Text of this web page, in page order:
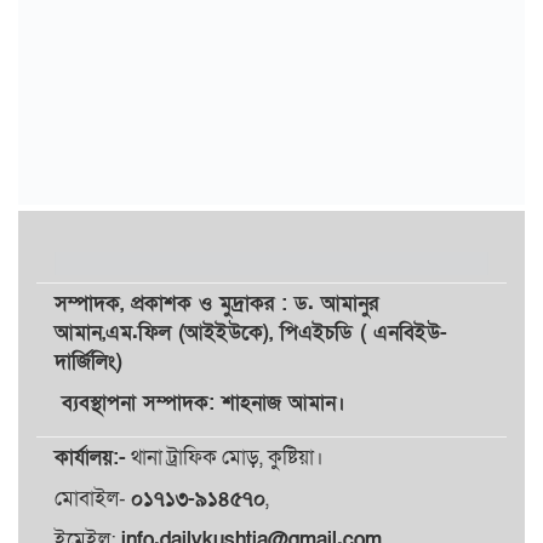
সম্পাদক, প্রকাশকওমুদ্রাকর: ড. আমানুর
আমান,এম.ফিল (আইইউকে), পিএইচডি ( এনবিইউ-
দার্জিলিং)
ব্যবস্থাপনা সম্পাদক: শাহনাজ আমান।
কার্যালয়:-থানা ট্রাফিক মোড়, কুষ্টিয়া।
মোবাইল- ০১৭১৩-৯১৪৫৭০,